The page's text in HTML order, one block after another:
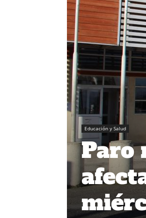
Educación y Salud
Paro